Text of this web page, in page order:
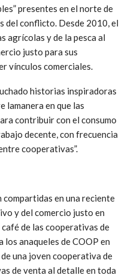
presentes en el norte de
del conflicto. Desde 2010, el
agrícolas y de la pesca al
justo para sus
vínculos comerciales.
historias inspiradoras
lamanera en que las
contribuir con el consumo
decente, con frecuencia
cooperativas”.
en una reciente
y del comercio justo en
de las cooperativas de
anaqueles de COOP en
una joven cooperativa de
de venta al detalle en toda